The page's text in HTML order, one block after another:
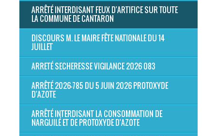
ARRÊTÉ INTERDISANT FEUX D'ARTIFICE SUR TOUTE
LA COMMUNE DE CANTARON
DISCOURS M. LE MAIRE FÊTE NATIONALE DU 14
JUILLET
ARRETÉ SECHERESSE VIGILANCE 2026 083
ARRÊTÉ 2026-785 DU 5 JUIN 2026 PROTOXYDE
D'AZOTE
ARRÊTÉ INTERDISANT LA CONSOMMATION DE
NARGUILÉ ET DE PROTOXYDE D'AZOTE